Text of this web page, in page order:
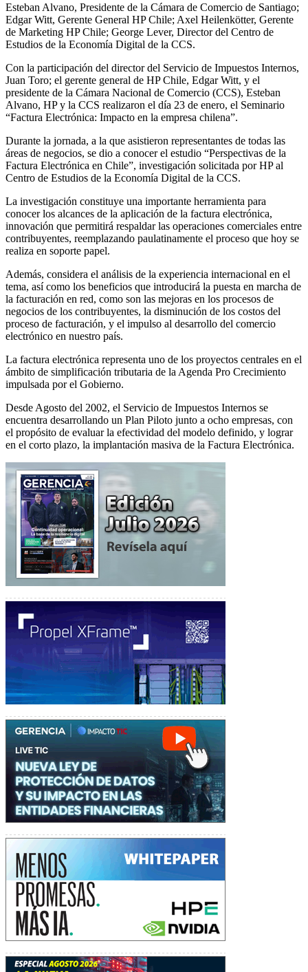
Esteban Alvano, Presidente de la Cámara de Comercio de Santiago;
Edgar Witt, Gerente General HP Chile; Axel Heilenkötter, Gerente
de Marketing HP Chile; George Lever, Director del Centro de
Estudios de la Economía Digital de la CCS.
Con la participación del director del Servicio de Impuestos Internos,
Juan Toro; el gerente general de HP Chile, Edgar Witt, y el
presidente de la Cámara Nacional de Comercio (CCS), Esteban
Alvano, HP y la CCS realizaron el día 23 de enero, el Seminario
“Factura Electrónica: Impacto en la empresa chilena”.
Durante la jornada, a la que asistieron representantes de todas las
áreas de negocios, se dio a conocer el estudio “Perspectivas de la
Factura Electrónica en Chile”, investigación solicitada por HP al
Centro de Estudios de la Economía Digital de la CCS.
La investigación constituye una importante herramienta para
conocer los alcances de la aplicación de la factura electrónica,
innovación que permitirá respaldar las operaciones comerciales entre
contribuyentes, reemplazando paulatinamente el proceso que hoy se
realiza en soporte papel.
Además, considera el análisis de la experiencia internacional en el
tema, así como los beneficios que introducirá la puesta en marcha de
la facturación en red, como son las mejoras en los procesos de
negocios de los contribuyentes, la disminución de los costos del
proceso de facturación, y el impulso al desarrollo del comercio
electrónico en nuestro país.
La factura electrónica representa uno de los proyectos centrales en el
ámbito de simplificación tributaria de la Agenda Pro Crecimiento
impulsada por el Gobierno.
Desde Agosto del 2002, el Servicio de Impuestos Internos se
encuentra desarrollando un Plan Piloto junto a ocho empresas, con
el propósito de evaluar la efectividad del modelo definido, y lograr
en el corto plazo, la implantación masiva de la Factura Electrónica.